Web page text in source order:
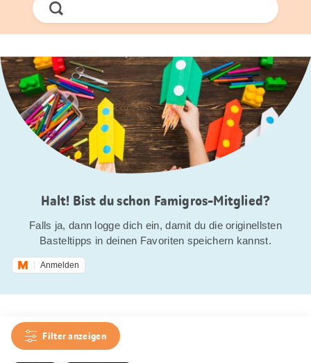
Jetzt
Suchen
Halt! Bist du schon Famigros-Mitglied?
Falls ja, dann logge dich ein, damit du die originellsten
Basteltipps in deinen Favoriten speichern kannst.
Anmelden
Filter anzeigen